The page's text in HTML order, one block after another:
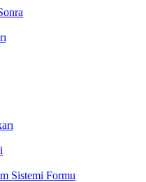
Sistemi Formu